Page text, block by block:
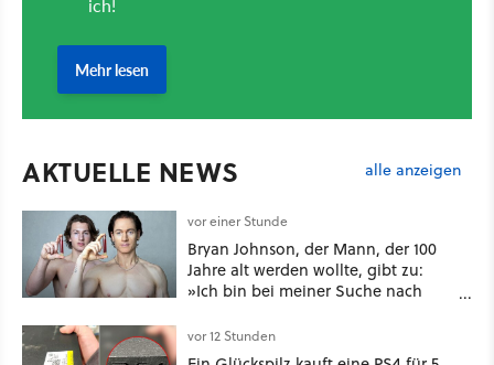
AKTUELLE NEWS alle anzeigen
vor einer Stunde
Bryan Johnson, der Mann, der 100
Jahre alt werden wollte, gibt zu:
»Ich bin bei meiner Suche nach
vor 12 Stunden